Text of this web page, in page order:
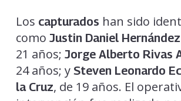
Los capturados han sido
como Justin Daniel
21 años; Jorge Alberto Rivas
24 años; y Steven Leonardo
la Cruz, de 19 años. El